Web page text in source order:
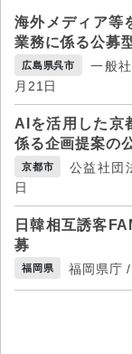
海外メディア等
業務に係る公募
広島県呉市
一般
月21日
AIを活用した京
係る企画提案の
京都市
公益社団
日
日韓相互誘客
募
福岡県 福岡県庁